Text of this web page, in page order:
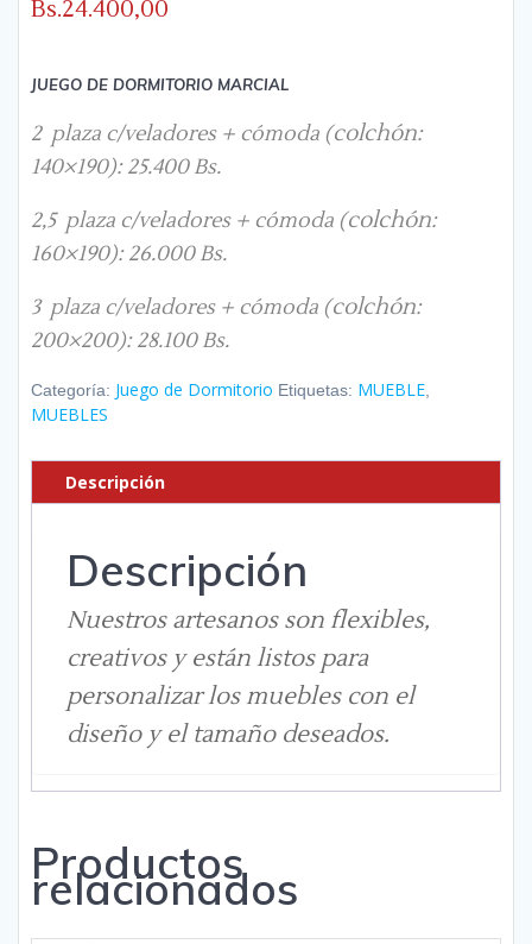
Bs.24.400,00
JUEGO DE DORMITORIO MARCIAL
2 plaza c/veladores + cómoda (colchón:
140×190): 25.400 Bs.
2,5 plaza c/veladores + cómoda (colchón:
160×190): 26.000 Bs.
3 plaza c/veladores + cómoda (colchón:
200×200): 28.100 Bs.
Categoría: Juego de Dormitorio Etiquetas: MUEBLE
MUEBLES
Descripción
Descripción
Nuestros artesanos son flexibles,
creativos y están listos para
personalizar los muebles con el
diseño y el tamaño deseados.
Productos
relacionados